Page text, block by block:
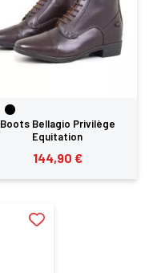
Boots Bellagio Privilège
Equitation
144,90 €